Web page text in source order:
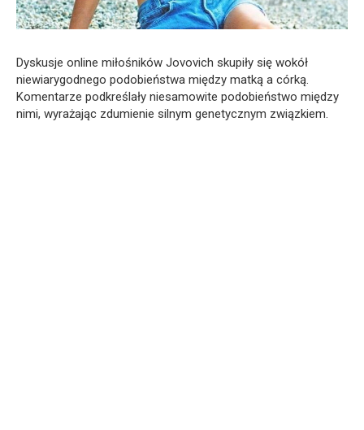
Dyskusje online miłośników Jovovich skupiły się wokół
niewiarygodnego podobieństwa między matką a córką.
Komentarze podkreślały niesamowite podobieństwo między
nimi, wyrażając zdumienie silnym genetycznym związkiem.